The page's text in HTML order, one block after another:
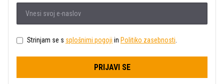
Strinjam se s splošnimi pogoji in Politiko zasebnosti.
PRIJAVI SE